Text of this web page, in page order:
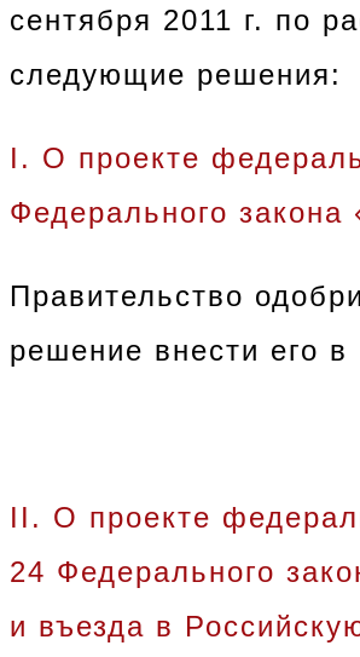
сентября 2011 г. по
следующие решения:
I . О проекте
Федерального закона
Правительство
решение внести его
II . О проекте
24 Федерального
и въезда в